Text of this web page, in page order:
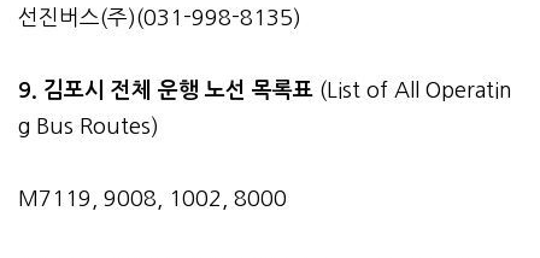
선진버스(주)(031-998-8135)
9. 김포시 전체 운행 노선 목록표 (List of All Operatin
g Bus Routes)
M7119, 9008, 1002, 8000